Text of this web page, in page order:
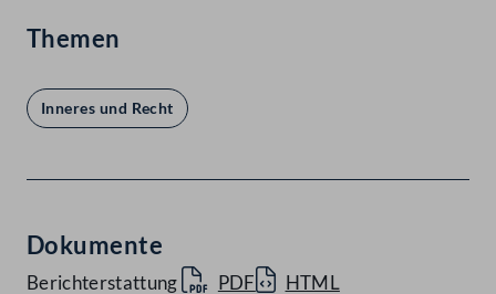
Themen
Inneres und Recht
Dokumente
Berichterstattung PDF HTML